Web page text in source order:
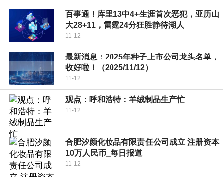
百事通！库里13中4+生涯首次恶犯，亚历山
大28+11，雷霆24分狂胜静待湖人
11-12
最新消息：2025年种子上市公司龙头名单，
收好啦！（2025/11/12）
11-12
观点：呼和浩特：羊绒制品生产忙
11-12
合肥汐颜化妆品有限责任公司成立 注册资本
10万人民币_每日报道
11-12